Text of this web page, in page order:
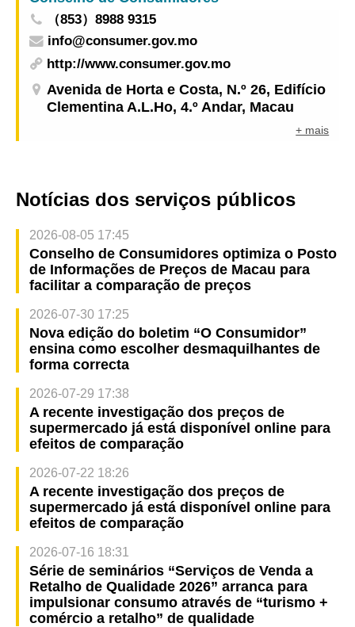
（853）8988 9315
info@consumer.gov.mo
http://www.consumer.gov.mo
Avenida de Horta e Costa, N.º 26, Edifício
Clementina A.L.Ho, 4.º Andar, Macau
+ mais
Notícias dos serviços públicos
2026-08-05 17:45
Conselho de Consumidores optimiza o Posto
de Informações de Preços de Macau para
facilitar a comparação de preços
2026-07-30 17:25
Nova edição do boletim “O Consumidor”
ensina como escolher desmaquilhantes de
forma correcta
2026-07-29 17:38
A recente investigação dos preços de
supermercado já está disponível online para
efeitos de comparação
2026-07-22 18:26
A recente investigação dos preços de
supermercado já está disponível online para
efeitos de comparação
2026-07-16 18:31
Série de seminários “Serviços de Venda a
Retalho de Qualidade 2026” arranca para
impulsionar consumo através de “turismo +
comércio a retalho” de qualidade